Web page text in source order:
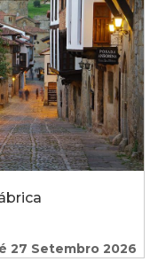
27 Setembro 2026